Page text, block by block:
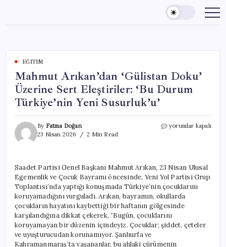
content
EĞITIM
Mahmut Arıkan’dan ‘Gülistan Doku’
Üzerine Sert Eleştiriler: ‘Bu Durum
Türkiye’nin Yeni Susurluk’u’
By Fatma Doğan
23 Nisan 2026
2 Min Read
Mahmut
Sert
Eleştiriler:
‘Bu
Durum
Türkiye’nin
Susurluk’u’
için
yorumlar kapalı
Saadet Partisi Genel Başkanı Mahmut Arıkan, 23 Nisan Ulusal
Egemenlik ve Çocuk Bayramı öncesinde, Yeni Yol Partisi Grup
Toplantısı’nda yaptığı konuşmada Türkiye’nin çocuklarını
koruyamadığını vurguladı. Arıkan, bayramın, okullarda
çocukların hayatını kaybettiği bir haftanın gölgesinde
karşılandığına dikkat çekerek, “Bugün, çocuklarını
koruyamayan bir düzenin içindeyiz. Çocuklar; şiddet, çeteler
ve uyuşturucudan korunamıyor. Şanlıurfa ve
Kahramanmaraş’ta yaşananlar, bu ahlaki çürümenin